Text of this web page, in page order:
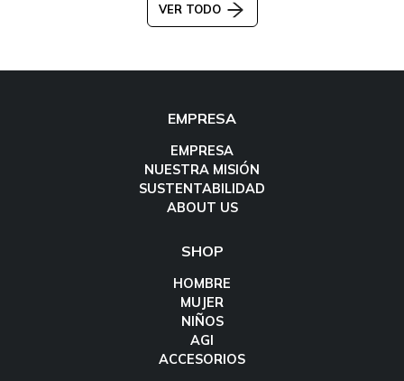
VER TODO
EMPRESA
EMPRESA
NUESTRA MISIÓN
SUSTENTABILIDAD
ABOUT US
SHOP
HOMBRE
MUJER
NIÑOS
AGI
ACCESORIOS